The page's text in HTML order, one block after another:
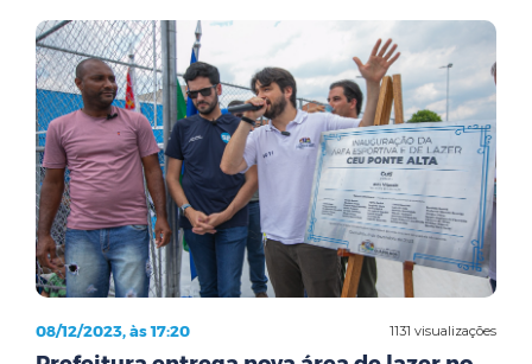
1131 visualizações
08/12/2023, às 17:20